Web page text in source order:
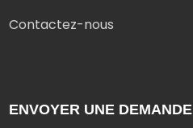
Contactez-nous
ENVOYER UNE DEMANDE